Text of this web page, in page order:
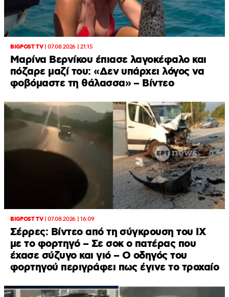
BIGPOST TV|07.08.2026 | 21:15
Μαρίνα Βερνίκου έπιασε λαγοκέφαλο και
πόζαρε μαζί του: «Δεν υπάρχει λόγος να
φοβόμαστε τη θάλασσα» – Βίντεο
BIGPOST TV|07.08.2026 | 16:09
Σέρρες: Βίντεο από τη σύγκρουση του ΙΧ
με το φορτηγό – Σε σοκ ο πατέρας που
έχασε σύζυγο και γιό – Ο οδηγός του
φορτηγού περιγράφει πως έγινε το τροχαίο